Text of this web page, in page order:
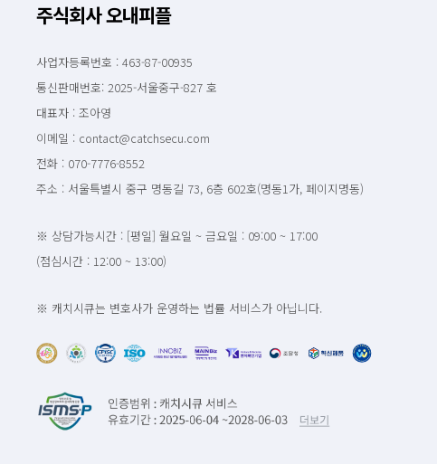
주식회사 오내피플
사업자등록번호 : 463-87-00935
통신판매번호: 2025-서울중구-827 호
대표자 : 조아영
이메일 : contact@catchsecu.com
전화 : 070-7776-8552
주소 : 서울특별시 중구 명동길 73, 6층 602호(명동1가, 페이지명동)
※ 상담가능시간 : [평일] 월요일 ~ 금요일 : 09:00 ~ 17:00
(점심시간 : 12:00 ~ 13:00)
※ 캐치시큐는 변호사가 운영하는 법률 서비스가 아닙니다.